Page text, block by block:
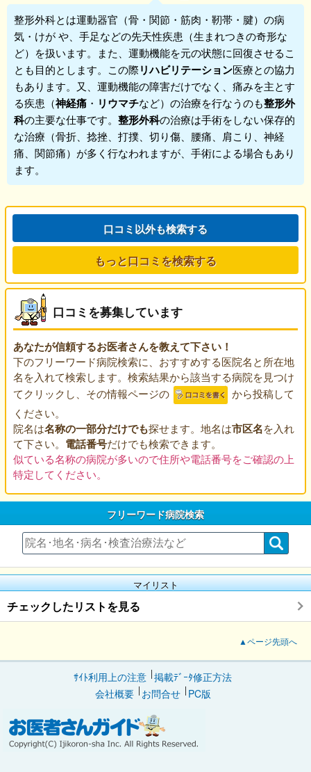
整形外科とは運動器官（骨・関節・筋肉・靭帯・腱）の病
気・けが や、手足などの先天性疾患（生まれつきの奇形な
ど）を扱います。また、運動機能を元の状態に回復させるこ
とも目的とします。この際リハビリテーション医療との協力
もあります。又、運動機能の障害だけでなく、痛みを主とす
る疾患（神経痛 ・ リウマチなど）の治療を行なうのも整形外
科の主要な仕事です。 整形外科の治療は手術をしない保存的
な治療（骨折、捻挫、打撲、切り傷、腰痛、肩こり、神経
痛、関節痛）が多く行なわれますが、手術による場合もあり
ます。
口コミ以外も検索する
もっと口コミを検索する
口コミを募集しています
あなたが信頼するお医者さんを教えて下さい！
下のフリーワード病院検索に、おすすめする医院名と所在地
名を入れて検索します。検索結果から該当する病院を見つけ
てクリックし、その情報ページの
から投稿して
ください。
院名は名称の一部分だけでも探せます。地名は市区名を入れ
て下さい。 電話番号だけでも検索できます。
似ている名称の病院が多いので住所や電話番号をご確認の上
特定してください。
フリーワード病院検索
マイリスト
チェックしたリストを見る
▲ページ先頭へ
ｻｲﾄ利用上の注意 掲載ﾃﾞｰﾀ修正方法
会社概要
お問合せ PC版